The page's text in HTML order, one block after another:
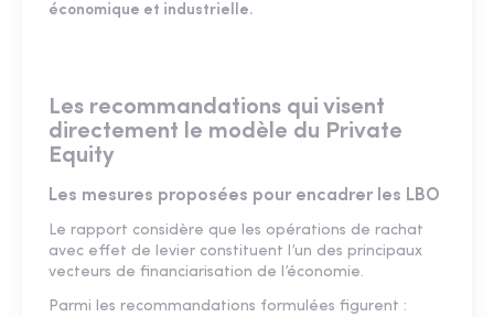
économique et industrielle.
Les recommandations qui visent
directement le modèle du Private
Equity
Les mesures proposées pour encadrer les LBO
Le rapport considère que les opérations de rachat
avec effet de levier constituent l’un des principaux
vecteurs de financiarisation de l’économie.
Parmi les recommandations formulées figurent :